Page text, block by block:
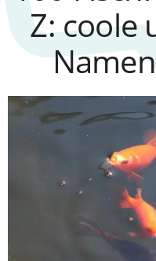
Z: coole